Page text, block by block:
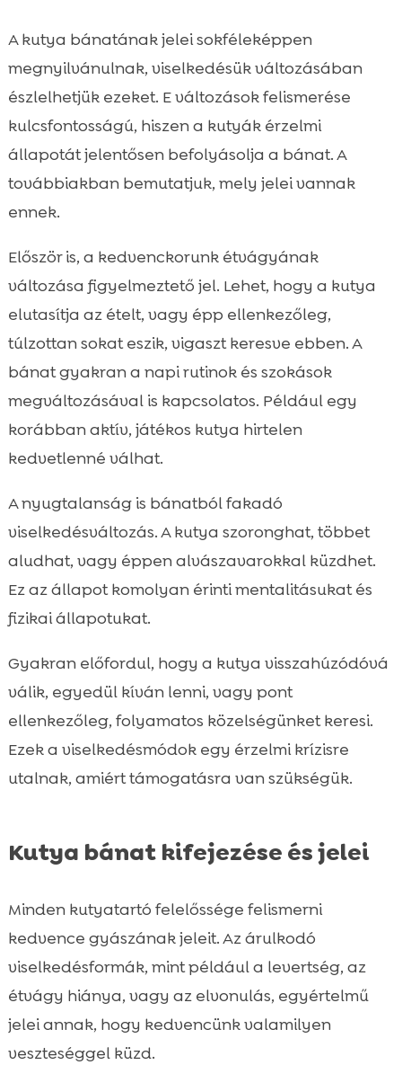
A kutya bánatának jelei sokféleképpen
megnyilvánulnak, viselkedésük változásában
észlelhetjük ezeket. E változások felismerése
kulcsfontosságú, hiszen a kutyák érzelmi
állapotát jelentősen befolyásolja a bánat. A
továbbiakban bemutatjuk, mely jelei vannak
ennek.
Először is, a kedvenckorunk étvágyának
változása figyelmeztető jel. Lehet, hogy a kutya
elutasítja az ételt, vagy épp ellenkezőleg,
túlzottan sokat eszik, vigaszt keresve ebben. A
bánat gyakran a napi rutinok és szokások
megváltozásával is kapcsolatos. Például egy
korábban aktív, játékos kutya hirtelen
kedvetlenné válhat.
A nyugtalanság is bánatból fakadó
viselkedésváltozás. A kutya szoronghat, többet
aludhat, vagy éppen alvászavarokkal küzdhet.
Ez az állapot komolyan érinti mentalitásukat és
fizikai állapotukat.
Gyakran előfordul, hogy a kutya visszahúzódóvá
válik, egyedül kíván lenni, vagy pont
ellenkezőleg, folyamatos közelségünket keresi.
Ezek a viselkedésmódok egy érzelmi krízisre
utalnak, amiért támogatásra van szükségük.
Kutya bánat kifejezése és jelei
Minden kutyatartó felelőssége felismerni
kedvence gyászának jeleit. Az árulkodó
viselkedésformák, mint például a levertség, az
étvágy hiánya, vagy az elvonulás, egyértelmű
jelei annak, hogy kedvencünk valamilyen
veszteséggel küzd.